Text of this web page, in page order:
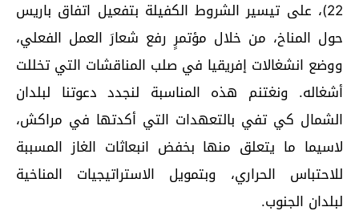
22)، على تيسير الشروط الكفيلة بتفعيل اتفاق باريس
حول المناخ، من خلال مؤتمرٍ رفع شعارَ العمل الفعلي،
ووضع انشغالات إفريقيا في صلب المناقشات التي تخللت
أشغاله. ونغتنم هذه المناسبة لنجدد دعوتنا لبلدان
الشمال كي تفي بالتعهدات التي أكدتها في مراكش،
لاسيما ما يتعلق منها بخفض انبعاثات الغاز المسببة
للاحتباس الحراري، وبتمويل الاستراتيجيات المناخية
لبلدان الجنوب.